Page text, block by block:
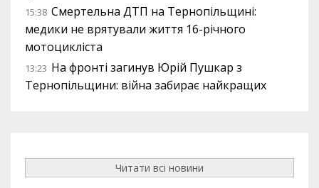
15:38 Смертельна ДТП на Тернопільщині:
медики не врятували життя 16-річного
мотоцикліста
13:23 На фронті загинув Юрій Пушкар з
Тернопільщини: війна забирає найкращих
Читати всі новини